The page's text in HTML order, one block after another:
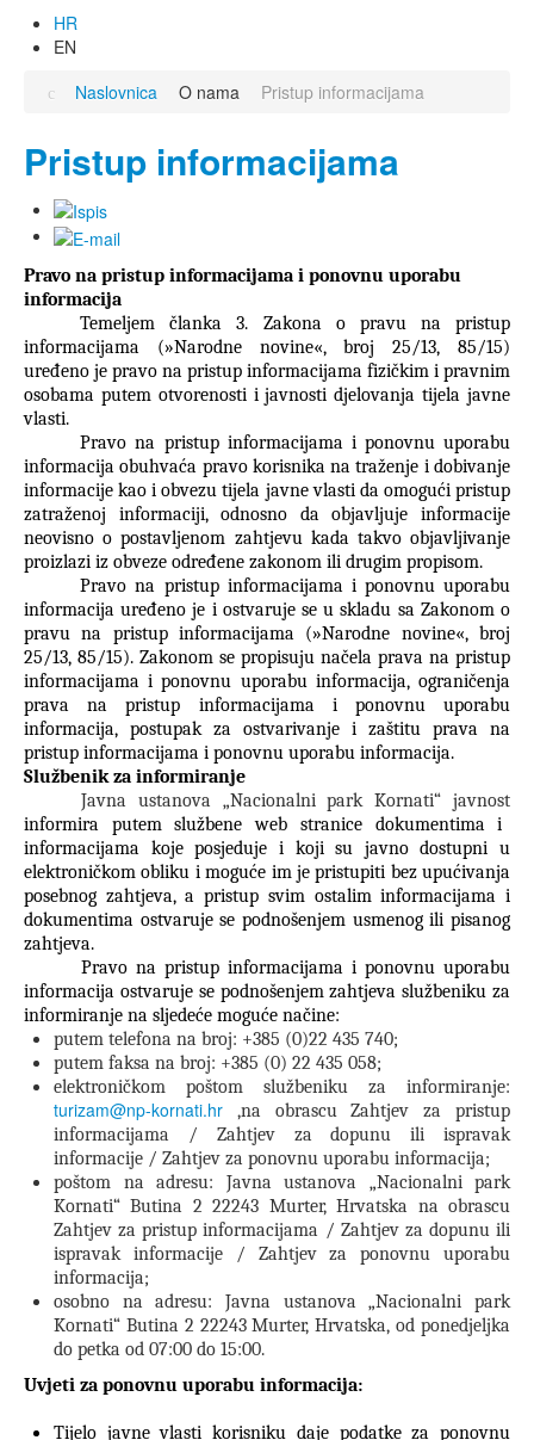
HR
EN
Naslovnica
O nama Pristup informacijama
Pristup informacijama
Pravo na pristup informacijama i ponovnu uporabu
informacija
Temeljem članka 3. Zakona o pravu na pristup
informacijama (»Narodne novine«, broj 25/13, 85/15)
uređeno je pravo na pristup informacijama fizičkim i pravnim
osobama putem otvorenosti i javnosti djelovanja tijela javne
vlasti.
Pravo na pristup informacijama i ponovnu uporabu
informacija obuhvaća pravo korisnika na traženje i dobivanje
informacije kao i obvezu tijela javne vlasti da omogući pristup
zatraženoj informaciji, odnosno da objavljuje informacije
neovisno o postavljenom zahtjevu kada takvo objavljivanje
proizlazi iz obveze određene zakonom ili drugim propisom.
Pravo na pristup informacijama i ponovnu uporabu
informacija uređeno je i ostvaruje se u skladu sa Zakonom o
pravu na pristup informacijama (»Narodne novine«, broj
25/13, 85/15). Zakonom se propisuju načela prava na pristup
informacijama i ponovnu uporabu informacija, ograničenja
prava na pristup informacijama i ponovnu uporabu
informacija, postupak za ostvarivanje i zaštitu prava na
pristup informacijama i ponovnu uporabu informacija.
Službenik za informiranje
Javna ustanova „Nacionalni park Kornati“ javnost
informira putem službene web stranice dokumentima i
informacijama koje posjeduje i koji su javno dostupni u
elektroničkom obliku i moguće im je pristupiti bez upućivanja
posebnog zahtjeva, a pristup svim ostalim informacijama i
dokumentima ostvaruje se podnošenjem usmenog ili pisanog
zahtjeva.
Pravo na pristup informacijama i ponovnu uporabu
informacija ostvaruje se podnošenjem zahtjeva službeniku za
informiranje na sljedeće moguće načine:
putem telefona na broj: +385 (0)22 435 740;
putem faksa na broj: +385 (0) 22 435 058;
elektroničkom poštom službeniku za informiranje:
turizam@np-kornati.hr ,na obrascu Zahtjev za pristup
informacijama / Zahtjev za dopunu ili ispravak
informacije / Zahtjev za ponovnu uporabu informacija;
poštom na adresu: Javna ustanova „Nacionalni park
Kornati“ Butina 2 22243 Murter, Hrvatska na obrascu
Zahtjev za pristup informacijama / Zahtjev za dopunu ili
ispravak informacije / Zahtjev za ponovnu uporabu
informacija;
osobno na adresu: Javna ustanova „Nacionalni park
Kornati“ Butina 2 22243 Murter, Hrvatska, od ponedjeljka
do petka od 07:00 do 15:00.
Uvjeti za ponovnu uporabu informacija:
Tijelo javne vlasti korisniku daje podatke za ponovnu